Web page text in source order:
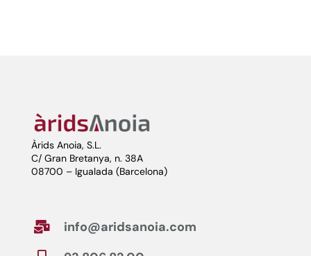
Àrids Anoia, S.L.
C/ Gran Bretanya, n. 38A
08700 – Igualada (Barcelona)
 info@aridsanoia.com